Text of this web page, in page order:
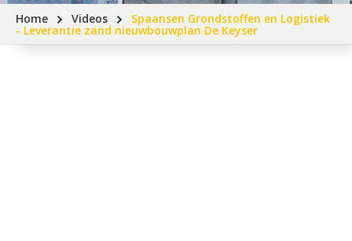
Home Videos Spaansen Grondstoffen en Logistiek
- Leverantie zand nieuwbouwplan De Keyser